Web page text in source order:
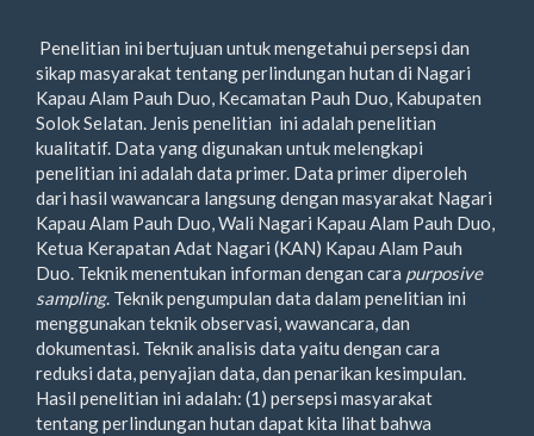
Penelitian ini bertujuan untuk mengetahui persepsi dan
sikap masyarakat tentang perlindungan hutan di Nagari
Kapau Alam Pauh Duo, Kecamatan Pauh Duo, Kabupaten
Solok Selatan. Jenis penelitian ini adalah penelitian
kualitatif. Data yang digunakan untuk melengkapi
penelitian ini adalah data primer. Data primer diperoleh
dari hasil wawancara langsung dengan masyarakat Nagari
Kapau Alam Pauh Duo, Wali Nagari Kapau Alam Pauh Duo,
Ketua Kerapatan Adat Nagari (KAN) Kapau Alam Pauh
Duo. Teknik menentukan informan dengan cara purposive
sampling. Teknik pengumpulan data dalam penelitian ini
menggunakan teknik observasi, wawancara, dan
dokumentasi. Teknik analisis data yaitu dengan cara
reduksi data, penyajian data, dan penarikan kesimpulan.
Hasil penelitian ini adalah: (1) persepsi masyarakat
tentang perlindungan hutan dapat kita lihat bahwa